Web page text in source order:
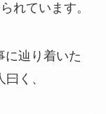
れています。
に辿り着いた
く、